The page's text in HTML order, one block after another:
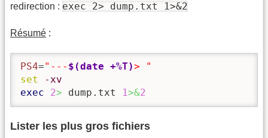
redirection : exec 2> dump.txt 1>&2
Résumé :
PS4="--- $(date +%T)> "
set
-xv
exec
2> dump.txt 1>&2
Lister les plus gros fichiers